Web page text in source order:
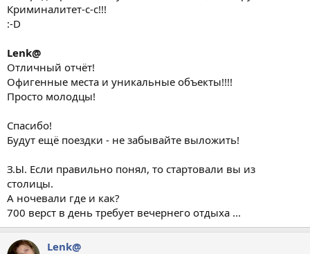
Криминалитет-с-с!!!
:-D
Lenk@
Отличный отчёт!
Офигенные места и уникальные объекты!!!!
Просто молодцы!
Спасибо!
Будут ещё поездки - не забывайте выложить!
З.Ы. Если правильно понял, то стартовали вы из
столицы.
А ночевали где и как?
700 верст в день требует вечернего отдыха ...
Lenk@